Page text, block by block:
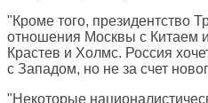
"Кроме того, президентство
отношения Москвы с Китаем
Крастев и Холмс. Россия
с Западом, но не за счет
"Некоторые